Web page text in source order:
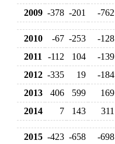
2009 -378 -201 -762
2010 -67 -253 -128
2011
-112 104 -139
2012 -335 19 -184
2013
406 599 169
2014
7 143 311
2015 -423 -658 -698